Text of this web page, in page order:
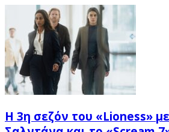
Η 3η σεζόν του «Lioness»